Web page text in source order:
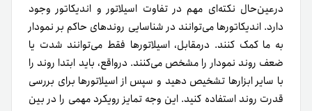
در‌عین‌حال نکته‌ای مهم در تفاوت اسیلاتور و اندیکاتور وجود
دارد. اندیکاتور‌ها می‌توانند در شناسایی روند‌های حاکم بر نمودار
به‌ ما کمک کنند. درمقابل، اسیلاتورها فقط می‌توانند شدت یا
ضعف روند‌ نمودار را مشخص می‌کنند. در‌واقع، باید ابتدا روند را
با سایر ابزارها تشخیص دهید و سپس از اسیلاتورها برای بررسی
قدرت روند استفاده کنید. این وجه تمایز رویکرد مهمی را در بین